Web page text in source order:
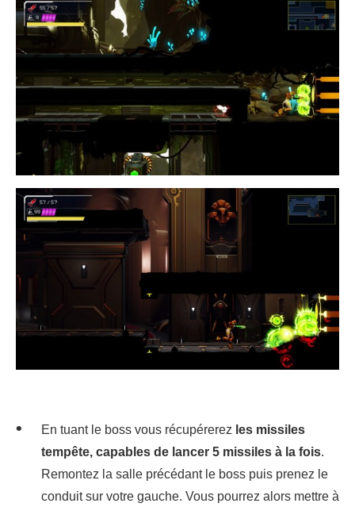
En tuant le boss vous récupérerez les missiles
tempête, capables de lancer 5 missiles à la fois.
Remontez la salle précédant le boss puis prenez le
conduit sur votre gauche. Vous pourrez alors mettre à